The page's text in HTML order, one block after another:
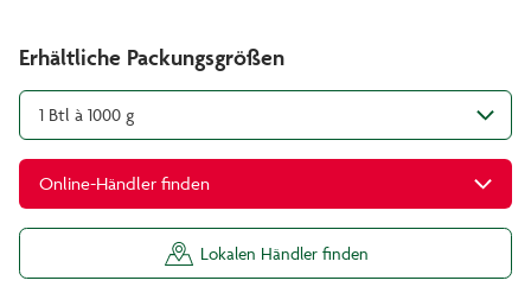
Erhältliche Packungsgrößen
1 Btl à 1000 g
Online-Händler finden
Lokalen Händler finden